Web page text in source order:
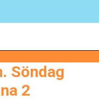
Söndag
2